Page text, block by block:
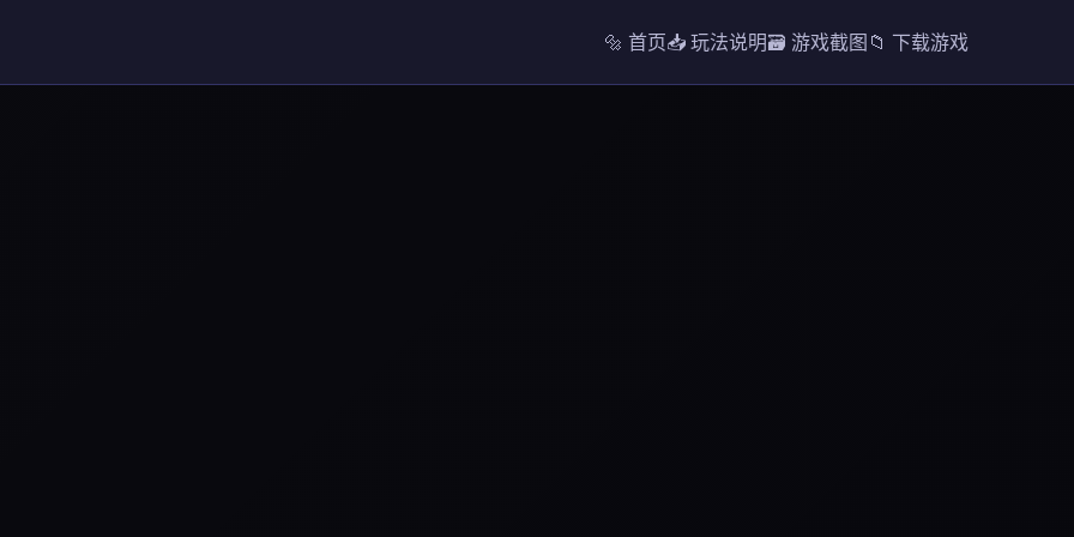
🔩 首页📥 玩法说明🗃️ 游戏截图📁 下载游戏